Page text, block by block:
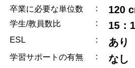
卒業に必要な単位数 : 120
学生/教員数比 : 15：1
ESL : あり
学習サポートの有無 : なし